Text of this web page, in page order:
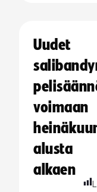
Uudet
voimaan
alusta
alkaen
L